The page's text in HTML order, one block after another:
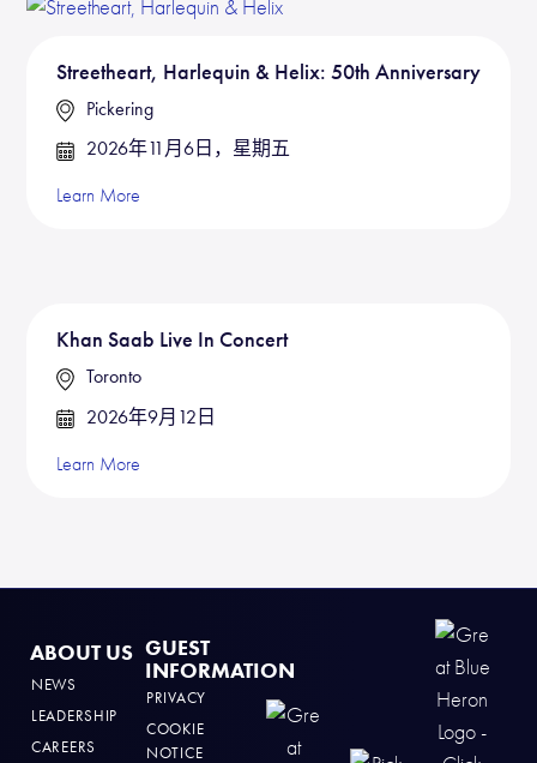
Streetheart, Harlequin & Helix: 50th Anniversary
Pickering
2026年11月6日，星期五
Learn More
Khan Saab Live In Concert
Toronto
2026年9月12日
Learn More
ABOUT US
NEWS
LEADERSHIP
CAREERS
GUEST
INFORMATION
PRIVACY
COOKIE
NOTICE